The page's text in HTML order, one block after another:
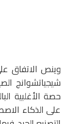
وينص الاتفاق
شيجياتشوانج
على الذكاء